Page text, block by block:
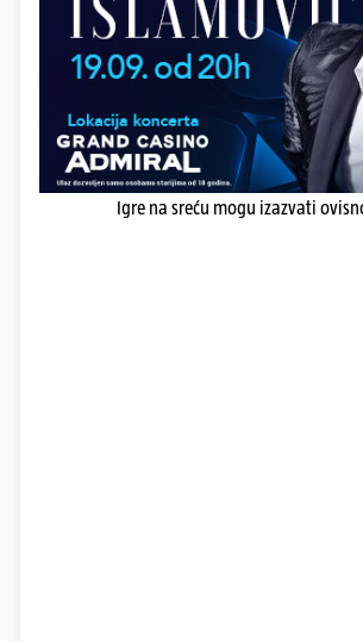
Igre na sreću mogu izazvati